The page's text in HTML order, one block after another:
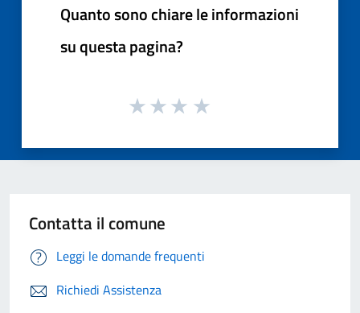
Quanto sono chiare le informazioni
su questa pagina?
Contatta il comune
Leggi le domande frequenti
Richiedi Assistenza